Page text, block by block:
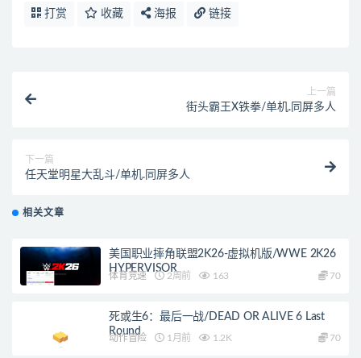
打赏 收藏 海报 链接
上一篇
街头霸王X铁拳/单机.同屏多人
下一篇
任天堂明星大乱斗/单机.同屏多人
相关文章
美国职业摔角联盟2K26-虚拟机版/WWE 2K26
HYPERVISOR
体育竞速 2周前 163 70
死或生6：最后一战/DEAD OR ALIVE 6 Last
Round
动作冒险 1月前 1.2K 70